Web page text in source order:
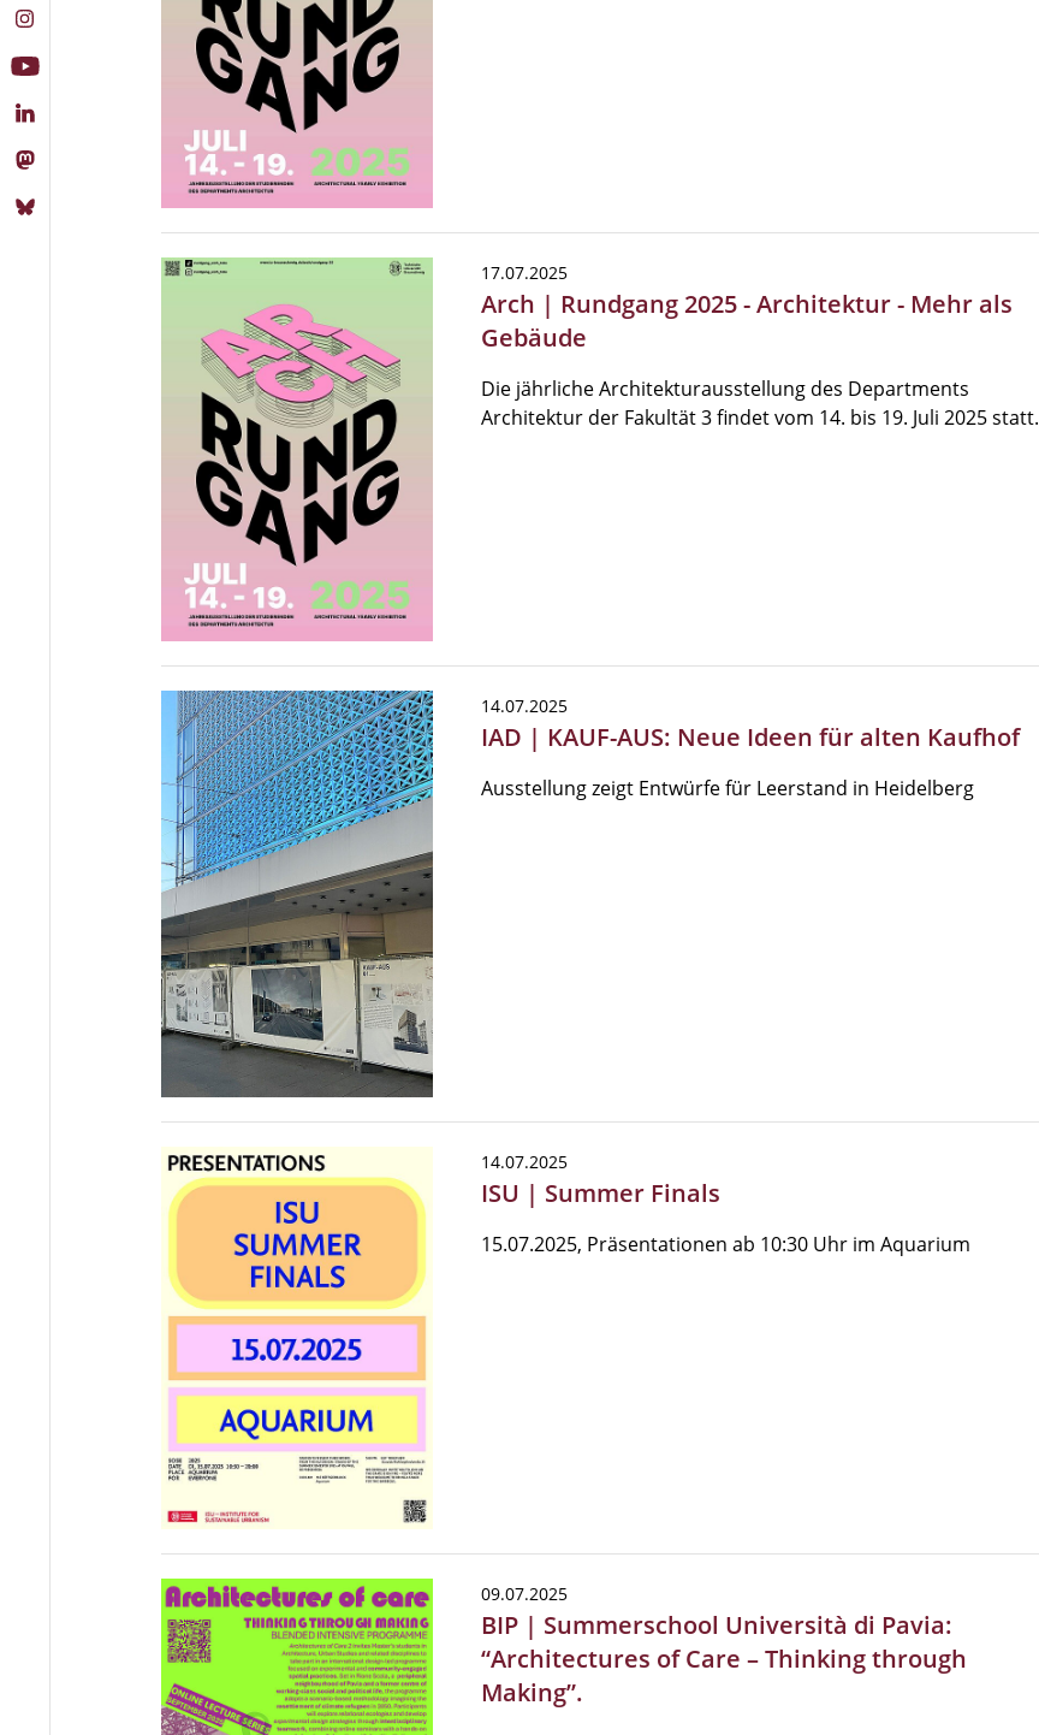
17.07.2025
Arch | Rundgang 2025 - Architektur - Mehr als
Gebäude
Die jährliche Architekturausstellung des Departments
Architektur der Fakultät 3 findet vom 14. bis 19. Juli 2025 statt.
14.07.2025
IAD | KAUF-AUS: Neue Ideen für alten Kaufhof
Ausstellung zeigt Entwürfe für Leerstand in Heidelberg
14.07.2025
ISU | Summer Finals
15.07.2025, Präsentationen ab 10:30 Uhr im Aquarium
09.07.2025
BIP | Summerschool Università di Pavia:
“Architectures of Care – Thinking through
Making”.